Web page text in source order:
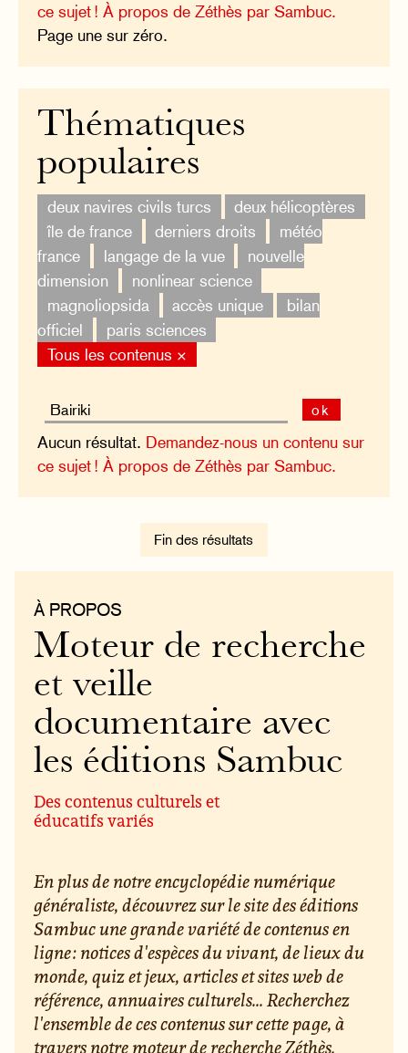
ce sujet ! À propos de Zéthès par Sambuc.
Page une sur zéro.
Thématiques
populaires
deux navires civils turcs
deux hélicoptères
île de france
derniers droits
météo
france
langage de la vue
nouvelle
dimension
nonlinear science
magnoliopsida
accès unique
bilan
officiel
paris sciences
Tous les contenus ×
ok
Aucun résultat. Demandez-nous un contenu sur
ce sujet ! À propos de Zéthès par Sambuc.
Fin des résultats
À PROPOS
Moteur de recherche
et veille
documentaire avec
les éditions Sambuc
Des contenus culturels et
éducatifs variés
En plus de notre encyclopédie numérique
généraliste, découvrez sur le site des éditions
Sambuc une grande variété de contenus en
ligne : notices d'espèces du vivant, de lieux du
monde, quiz et jeux, articles et sites web de
référence, annuaires culturels... Recherchez
l'ensemble de ces contenus sur cette page, à
travers notre moteur de recherche Zéthès.